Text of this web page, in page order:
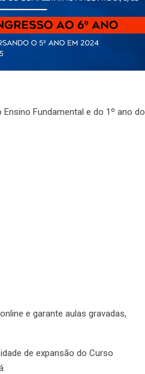
Fundamental e do 1º ano do
e garante aulas gravadas,
de expansão do Curso